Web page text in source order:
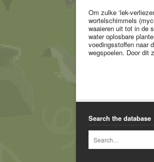
Om zulke ‘lek-
wortelschimmels
waaieren uit tot in de
water oplosbare
voedingsstoffen naar
wegspoelen. Door dit
Search the database